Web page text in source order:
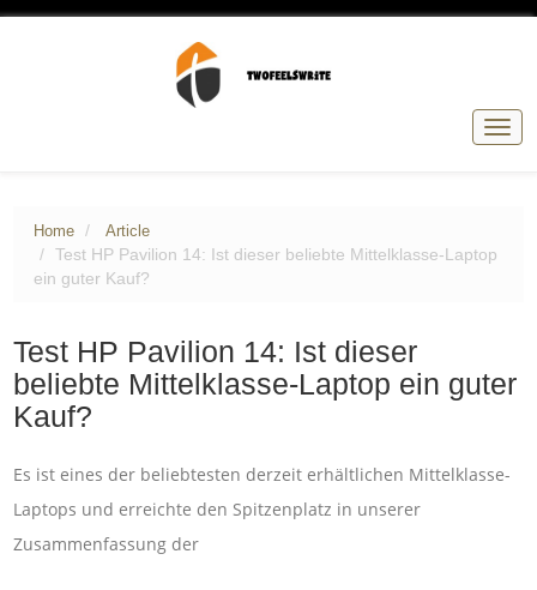
Home Article
Test HP Pavilion 14: Ist dieser beliebte Mittelklasse-Laptop
ein guter Kauf?
Test HP Pavilion 14: Ist dieser
beliebte Mittelklasse-Laptop ein guter
Kauf?
Es ist eines der beliebtesten derzeit erhältlichen Mittelklasse-
Laptops und erreichte den Spitzenplatz in unserer
Zusammenfassung der